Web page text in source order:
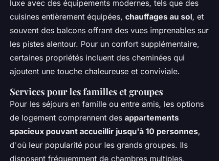
luxe avec des équipements modernes, tels que des
cuisines entièrement équipées, chauffages au sol, et
souvent des balcons offrant des vues imprenables sur
les pistes alentour. Pour un confort supplémentaire,
certaines propriétés incluent des cheminées qui
ajoutent une touche chaleureuse et conviviale.
Services pour les familles et groupes
Pour les séjours en famille ou entre amis, les options
de logement comprennent des appartements
spacieux pouvant accueillir jusqu'à 10 personnes,
d'où leur popularité pour les grands groupes. Ils
disposent fréquemment de chambres multiples,